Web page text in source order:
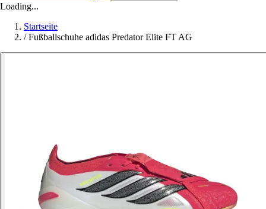
Loading...
Startseite
/ Fußballschuhe adidas Predator Elite FT AG